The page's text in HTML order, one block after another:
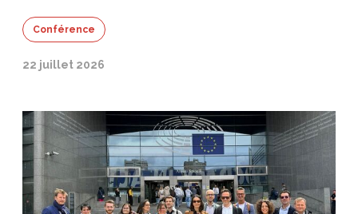
Conférence
22 juillet 2026